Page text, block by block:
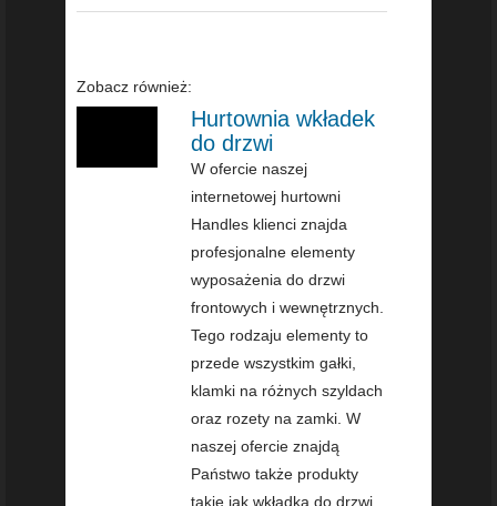
Zobacz również:
Hurtownia wkładek
do drzwi
W ofercie naszej
internetowej hurtowni
Handles klienci znajda
profesjonalne elementy
wyposażenia do drzwi
frontowych i wewnętrznych.
Tego rodzaju elementy to
przede wszystkim gałki,
klamki na różnych szyldach
oraz rozety na zamki. W
naszej ofercie znajdą
Państwo także produkty
takie jak wkładka do drzwi.